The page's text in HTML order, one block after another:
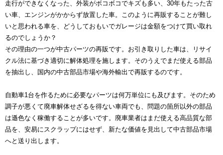
走行ができなくなった、外装がボコボコでキズも多い、30年もたった古
い車、エンジンがかからず放置した車。このように再販することが難し
いと思われる車を、どうしておもいでガレージは金額をつけて買い取れ
るのでしょうか？
その理由の一つが中古パーツの再販です。お引き取りした車は、リサイ
クル法に基づき適切に解体処理を施します。そのうえでまだ使える部品
を抽出し、国内の中古部品市場や海外輸出で再販するのです。
自動車1台を作るために必要なパーツは何万単位にも及びます。そのため
調子が悪くて廃車解体せざるを得ない車両でも、問題の箇所以外の部品
は遜色なく稼働することが多いです。廃車業者はまだ使える高品質な部
品を、安易にスクラップにはせず、新たな価値を見出して中古部品市場
へと送り出します。